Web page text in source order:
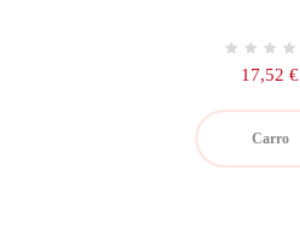
Precio
17,52 €
Carro